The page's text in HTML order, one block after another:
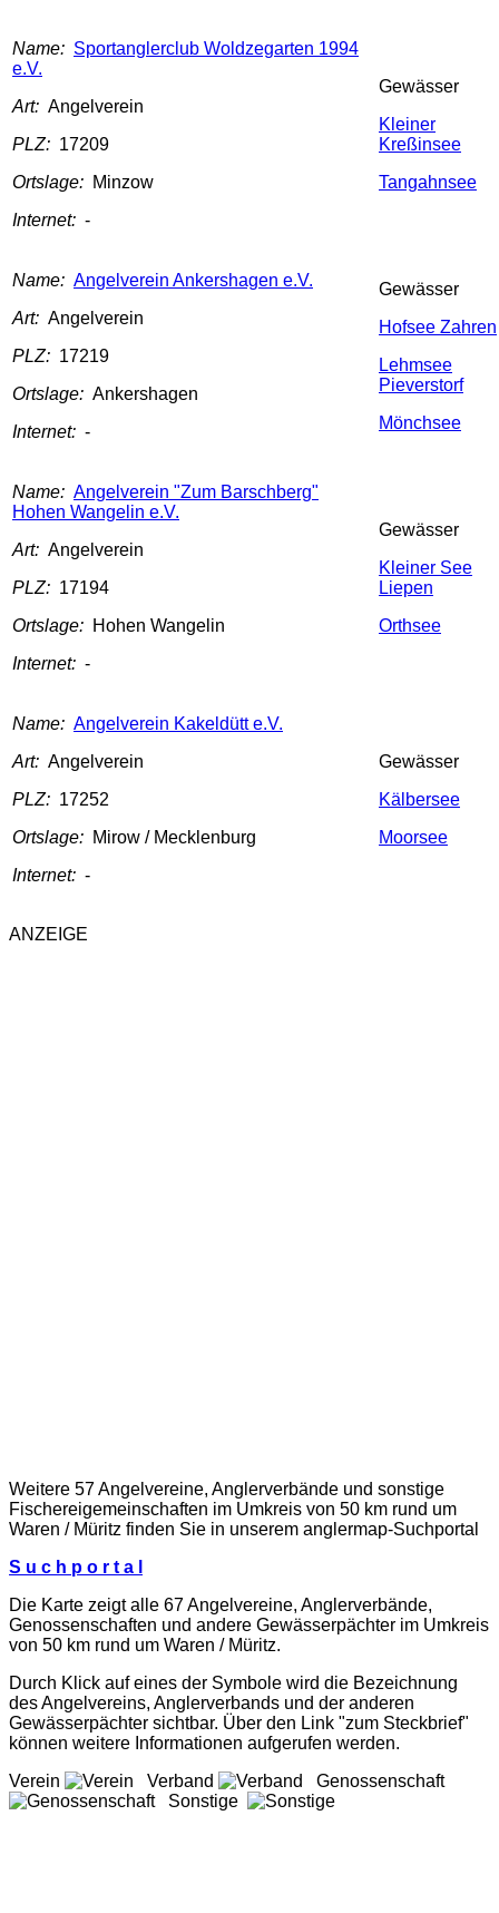
Name: Sportanglerclub Woldzegarten 1994
e.V.
Art: Angelverein
PLZ: 17209
Ortslage: Minzow
Internet: -
Gewässer
Kleiner
Kreßinsee
Tangahnsee
Name: Angelverein Ankershagen e.V.
Art: Angelverein
PLZ: 17219
Ortslage: Ankershagen
Internet: -
Gewässer
Hofsee Zahren
Lehmsee
Pieverstorf
Mönchsee
Name: Angelverein "Zum Barschberg"
Hohen Wangelin e.V.
Art: Angelverein
PLZ: 17194
Ortslage: Hohen Wangelin
Internet: -
Gewässer
Kleiner See
Liepen
Orthsee
Name: Angelverein Kakeldütt e.V.
Art: Angelverein
PLZ: 17252
Ortslage: Mirow / Mecklenburg
Internet: -
Gewässer
Kälbersee
Moorsee
ANZEIGE
Weitere 57 Angelvereine, Anglerverbände und sonstige
Fischereigemeinschaften im Umkreis von 50 km rund um
Waren / Müritz finden Sie in unserem anglermap-Suchportal
S u c h p o r t a l
Die Karte zeigt alle 67 Angelvereine, Anglerverbände,
Genossenschaften und andere Gewässerpächter im Umkreis
von 50 km rund um Waren / Müritz.
Durch Klick auf eines der Symbole wird die Bezeichnung
des Angelvereins, Anglerverbands und der anderen
Gewässerpächter sichtbar. Über den Link "zum Steckbrief"
können weitere Informationen aufgerufen werden.
Verein
Verband
Genossenschaft
Sonstige